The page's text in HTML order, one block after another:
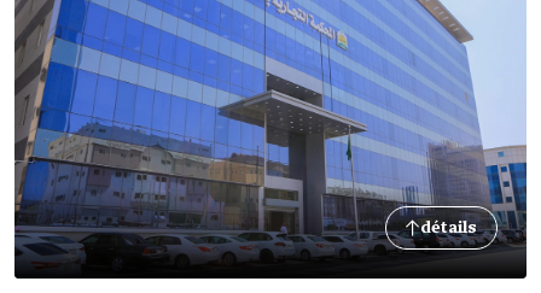
détails